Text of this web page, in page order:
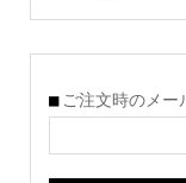
ご注文時のメー